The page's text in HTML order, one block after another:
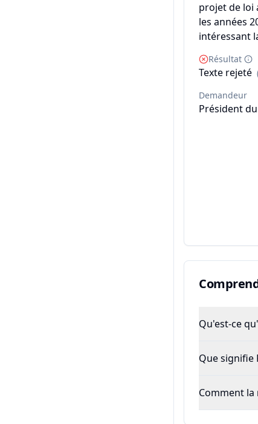
projet de loi
les années
intéressant
Résultat
Texte rejeté
Demandeur
Président
Qu'est-ce
Que
Comment